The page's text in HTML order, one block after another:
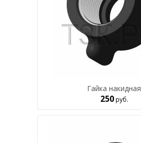
Гайка накидная
250руб.